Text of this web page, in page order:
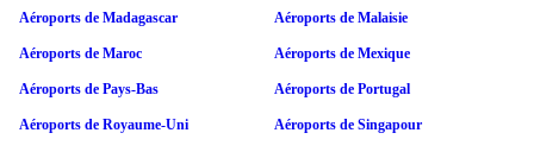
Aéroports de Madagascar Aéroports de Malaisie
Aéroports de Maroc Aéroports de Mexique
Aéroports de Pays-Bas Aéroports de Portugal
Aéroports de Royaume-Uni Aéroports de Singapour